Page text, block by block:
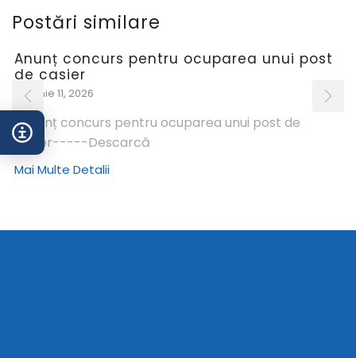
Postări similare
Anunț concurs pentru ocuparea unui post
de casier
iunie 11, 2026
Anunț concurs pentru ocuparea unui post de
casier-----Descarcă
Mai Multe Detalii